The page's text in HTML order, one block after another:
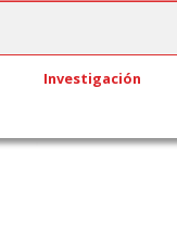
Investigación